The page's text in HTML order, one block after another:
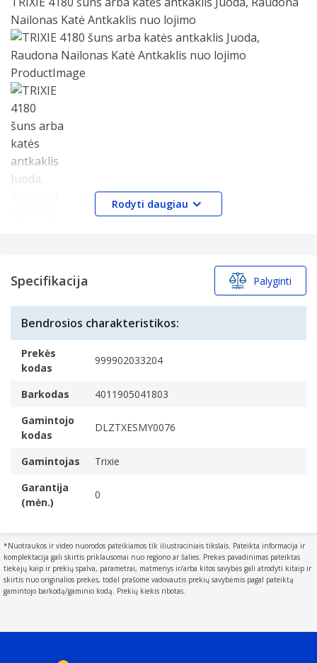
Nailonas Katė Antkaklis nuo lojimo
Slide 1 of 1
Brand:TRIXIE
EAN/UPC kodas:4011905041803
Specifikacijos
Savybės
The colour e.g. red, blue, green, black, white.
Juoda, Raudona
Medžiaga
The material from which a thing is or can be made e.g.
wood, plastic.
Reguliuojamas ilgis
Savybės
What type of domesticated animal is depicted by the
doll, e.g. cat, dog, horse.
Katė
Gaminio tipas
Antkaklis nuo lojimo
Rodyti daugiau
Specifikacija Palyginti
Bendrosios charakteristikos:
Prekės
kodas
999902033204
Barkodas
4011905041803
Gamintojo
kodas
DLZTXESMY0076
Gamintojas
Trixie
Garantija
(mėn.)
0
*Nuotraukos ir video nuorodos pateikiamos tik iliustraciniais tikslais. Pateikta informacija ir
komplektacija gali skirtis priklausomai nuo regiono ar šalies. Prekės pavadinimas pateiktas
tiekėjų kaip ir prekių spalva, parametrai, matmenys ir/arba kitos savybės gali atrodyti kitaip ir
skirtis nuo originalios prekės, todėl prašome vadovautis prekių savybėmis pagal pateiktą
gamintojo barkodą/gaminio kodą. Prekių kiekis ribotas.